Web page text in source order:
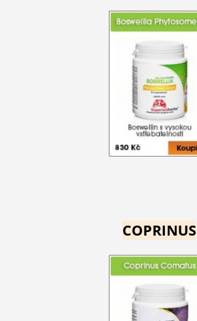
COPRINUS